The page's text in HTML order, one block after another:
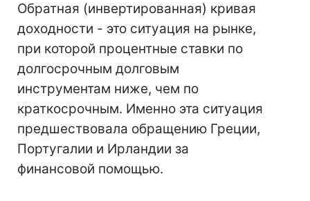
Обратная (инвертированная) кривая
доходности - это ситуация на рынке,
при которой процентные ставки по
долгосрочным долговым
инструментам ниже, чем по
краткосрочным. Именно эта ситуация
предшествовала обращению Греции,
Португалии и Ирландии за
финансовой помощью.